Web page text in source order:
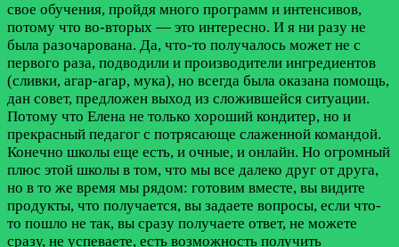
свое обучения, пройдя много программ и интенсивов,
потому что во-вторых — это интересно. И я ни разу не
была разочарована. Да, что-то получалось может не с
первого раза, подводили и производители ингредиентов
(сливки, агар-агар, мука), но всегда была оказана помощь,
дан совет, предложен выход из сложившейся ситуации.
Потому что Елена не только хороший кондитер, но и
прекрасный педагог с потрясающе слаженной командой.
Конечно школы еще есть, и очные, и онлайн. Но огромный
плюс этой школы в том, что мы все далеко друг от друга,
но в то же время мы рядом: готовим вместе, вы видите
продукты, что получается, вы задаете вопросы, если что-
то пошло не так, вы сразу получаете ответ, не можете
сразу, не успеваете, есть возможность получить